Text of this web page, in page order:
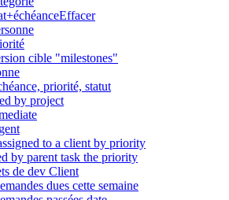
Effacer
cible "milestones"
priorité, statut
by project
to a client by priority
by parent task the priority
de dev Client
dues cette semaine